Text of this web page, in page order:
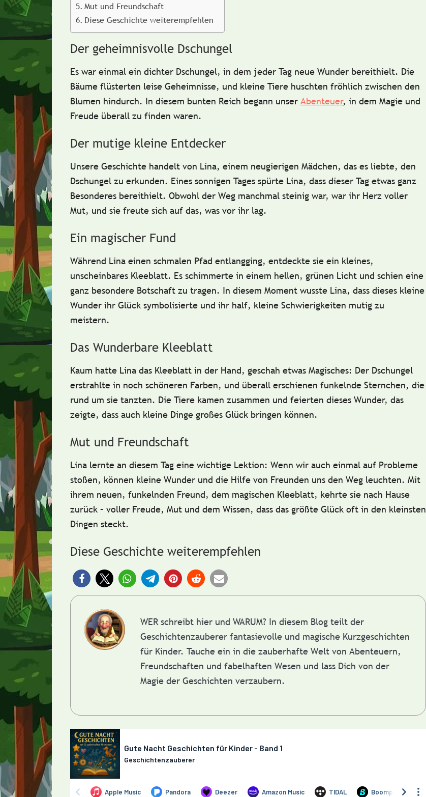
Mut und Freundschaft
Diese Geschichte weiterempfehlen
Der geheimnisvolle Dschungel
Es war einmal ein dichter Dschungel, in dem jeder Tag neue Wunder bereithielt. Die
Bäume flüsterten leise Geheimnisse, und kleine Tiere huschten fröhlich zwischen den
Blumen hindurch. In diesem bunten Reich begann unser Abenteuer, in dem Magie und
Freude überall zu finden waren.
Der mutige kleine Entdecker
Unsere Geschichte handelt von Lina, einem neugierigen Mädchen, das es liebte, den
Dschungel zu erkunden. Eines sonnigen Tages spürte Lina, dass dieser Tag etwas ganz
Besonderes bereithielt. Obwohl der Weg manchmal steinig war, war ihr Herz voller
Mut, und sie freute sich auf das, was vor ihr lag.
Ein magischer Fund
Während Lina einen schmalen Pfad entlangging, entdeckte sie ein kleines,
unscheinbares Kleeblatt. Es schimmerte in einem hellen, grünen Licht und schien eine
ganz besondere Botschaft zu tragen. In diesem Moment wusste Lina, dass dieses kleine
Wunder ihr Glück symbolisierte und ihr half, kleine Schwierigkeiten mutig zu
meistern.
Das Wunderbare Kleeblatt
Kaum hatte Lina das Kleeblatt in der Hand, geschah etwas Magisches: Der Dschungel
erstrahlte in noch schöneren Farben, und überall erschienen funkelnde Sternchen, die
rund um sie tanzten. Die Tiere kamen zusammen und feierten dieses Wunder, das
zeigte, dass auch kleine Dinge großes Glück bringen können.
Mut und Freundschaft
Lina lernte an diesem Tag eine wichtige Lektion: Wenn wir auch einmal auf Probleme
stoßen, können kleine Wunder und die Hilfe von Freunden uns den Weg leuchten. Mit
ihrem neuen, funkelnden Freund, dem magischen Kleeblatt, kehrte sie nach Hause
zurück – voller Freude, Mut und dem Wissen, dass das größte Glück oft in den kleinsten
Dingen steckt.
Diese Geschichte weiterempfehlen
WER schreibt hier und WARUM? In diesem Blog teilt der
Geschichtenzauberer fantasievolle und magische Kurzgeschichten
für Kinder. Tauche ein in die zauberhafte Welt von Abenteuern,
Freundschaften und fabelhaften Wesen und lass Dich von der
Magie der Geschichten verzaubern.